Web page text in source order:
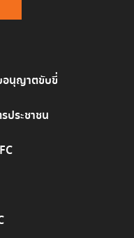
อนุญาตขับขี่
ประชาชน